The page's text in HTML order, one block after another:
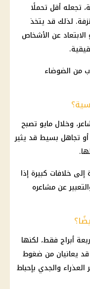
تجعله أقل تحملًا
لذلك قد يتخذ
عن الأشخاص
من الضوضاء
وخلال مايو تصبح
تجاهل بسيط قد يثير
خلافات كبيرة إذا
عن مشاعره
أبراج فقط، لكنها
يعانيان من ضغوط
والجدي بإحباط